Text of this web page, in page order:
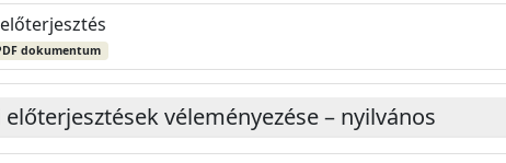
dokumentum
véleményezése – nyilvános